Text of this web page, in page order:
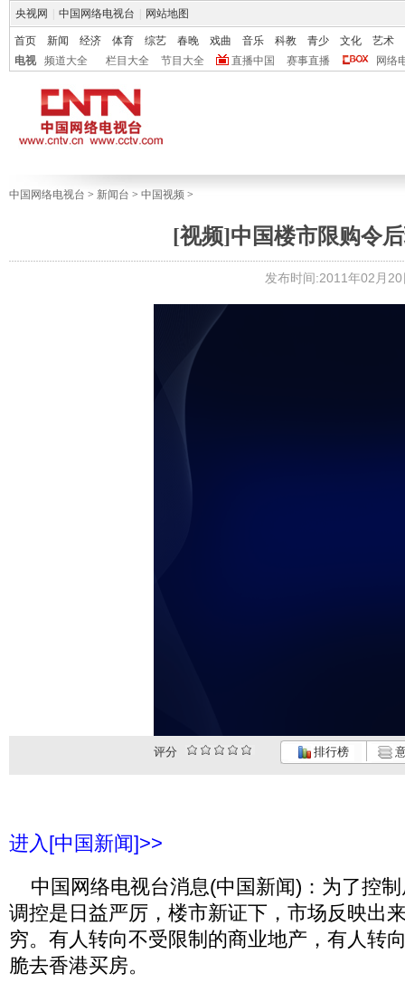
央视网 中国网络电视台 网站地图
首页 新闻 经济 体育 综艺 春晚 戏曲 音乐 科教 青少 文化
艺术
电视
频道大全 栏目大全 节目大全 直播中国 赛事直播 网络
中国网络电视台 > 新闻台 > 中国视频 >
[视频]中国楼市限购令
发布时间:2011年02月
评分 排行榜
进入[中国新闻]>>
中国网络电视台消息(中国新闻)：为了控
调控是日益严厉，楼市新证下，市场反映出
穷。有人转向不受限制的商业地产，有人转
脆去香港买房。